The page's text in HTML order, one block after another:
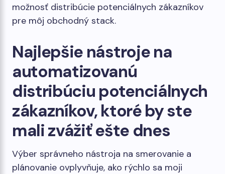
možnosť distribúcie potenciálnych zákazníkov
pre môj obchodný stack.
Najlepšie nástroje na
automatizovanú
distribúciu potenciálnych
zákazníkov, ktoré by ste
mali zvážiť ešte dnes
Výber správneho nástroja na smerovanie a
plánovanie ovplyvňuje, ako rýchlo sa moji